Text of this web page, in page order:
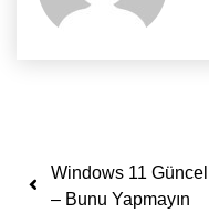
Yazı
Windows 11
– Bunu Yapmayın